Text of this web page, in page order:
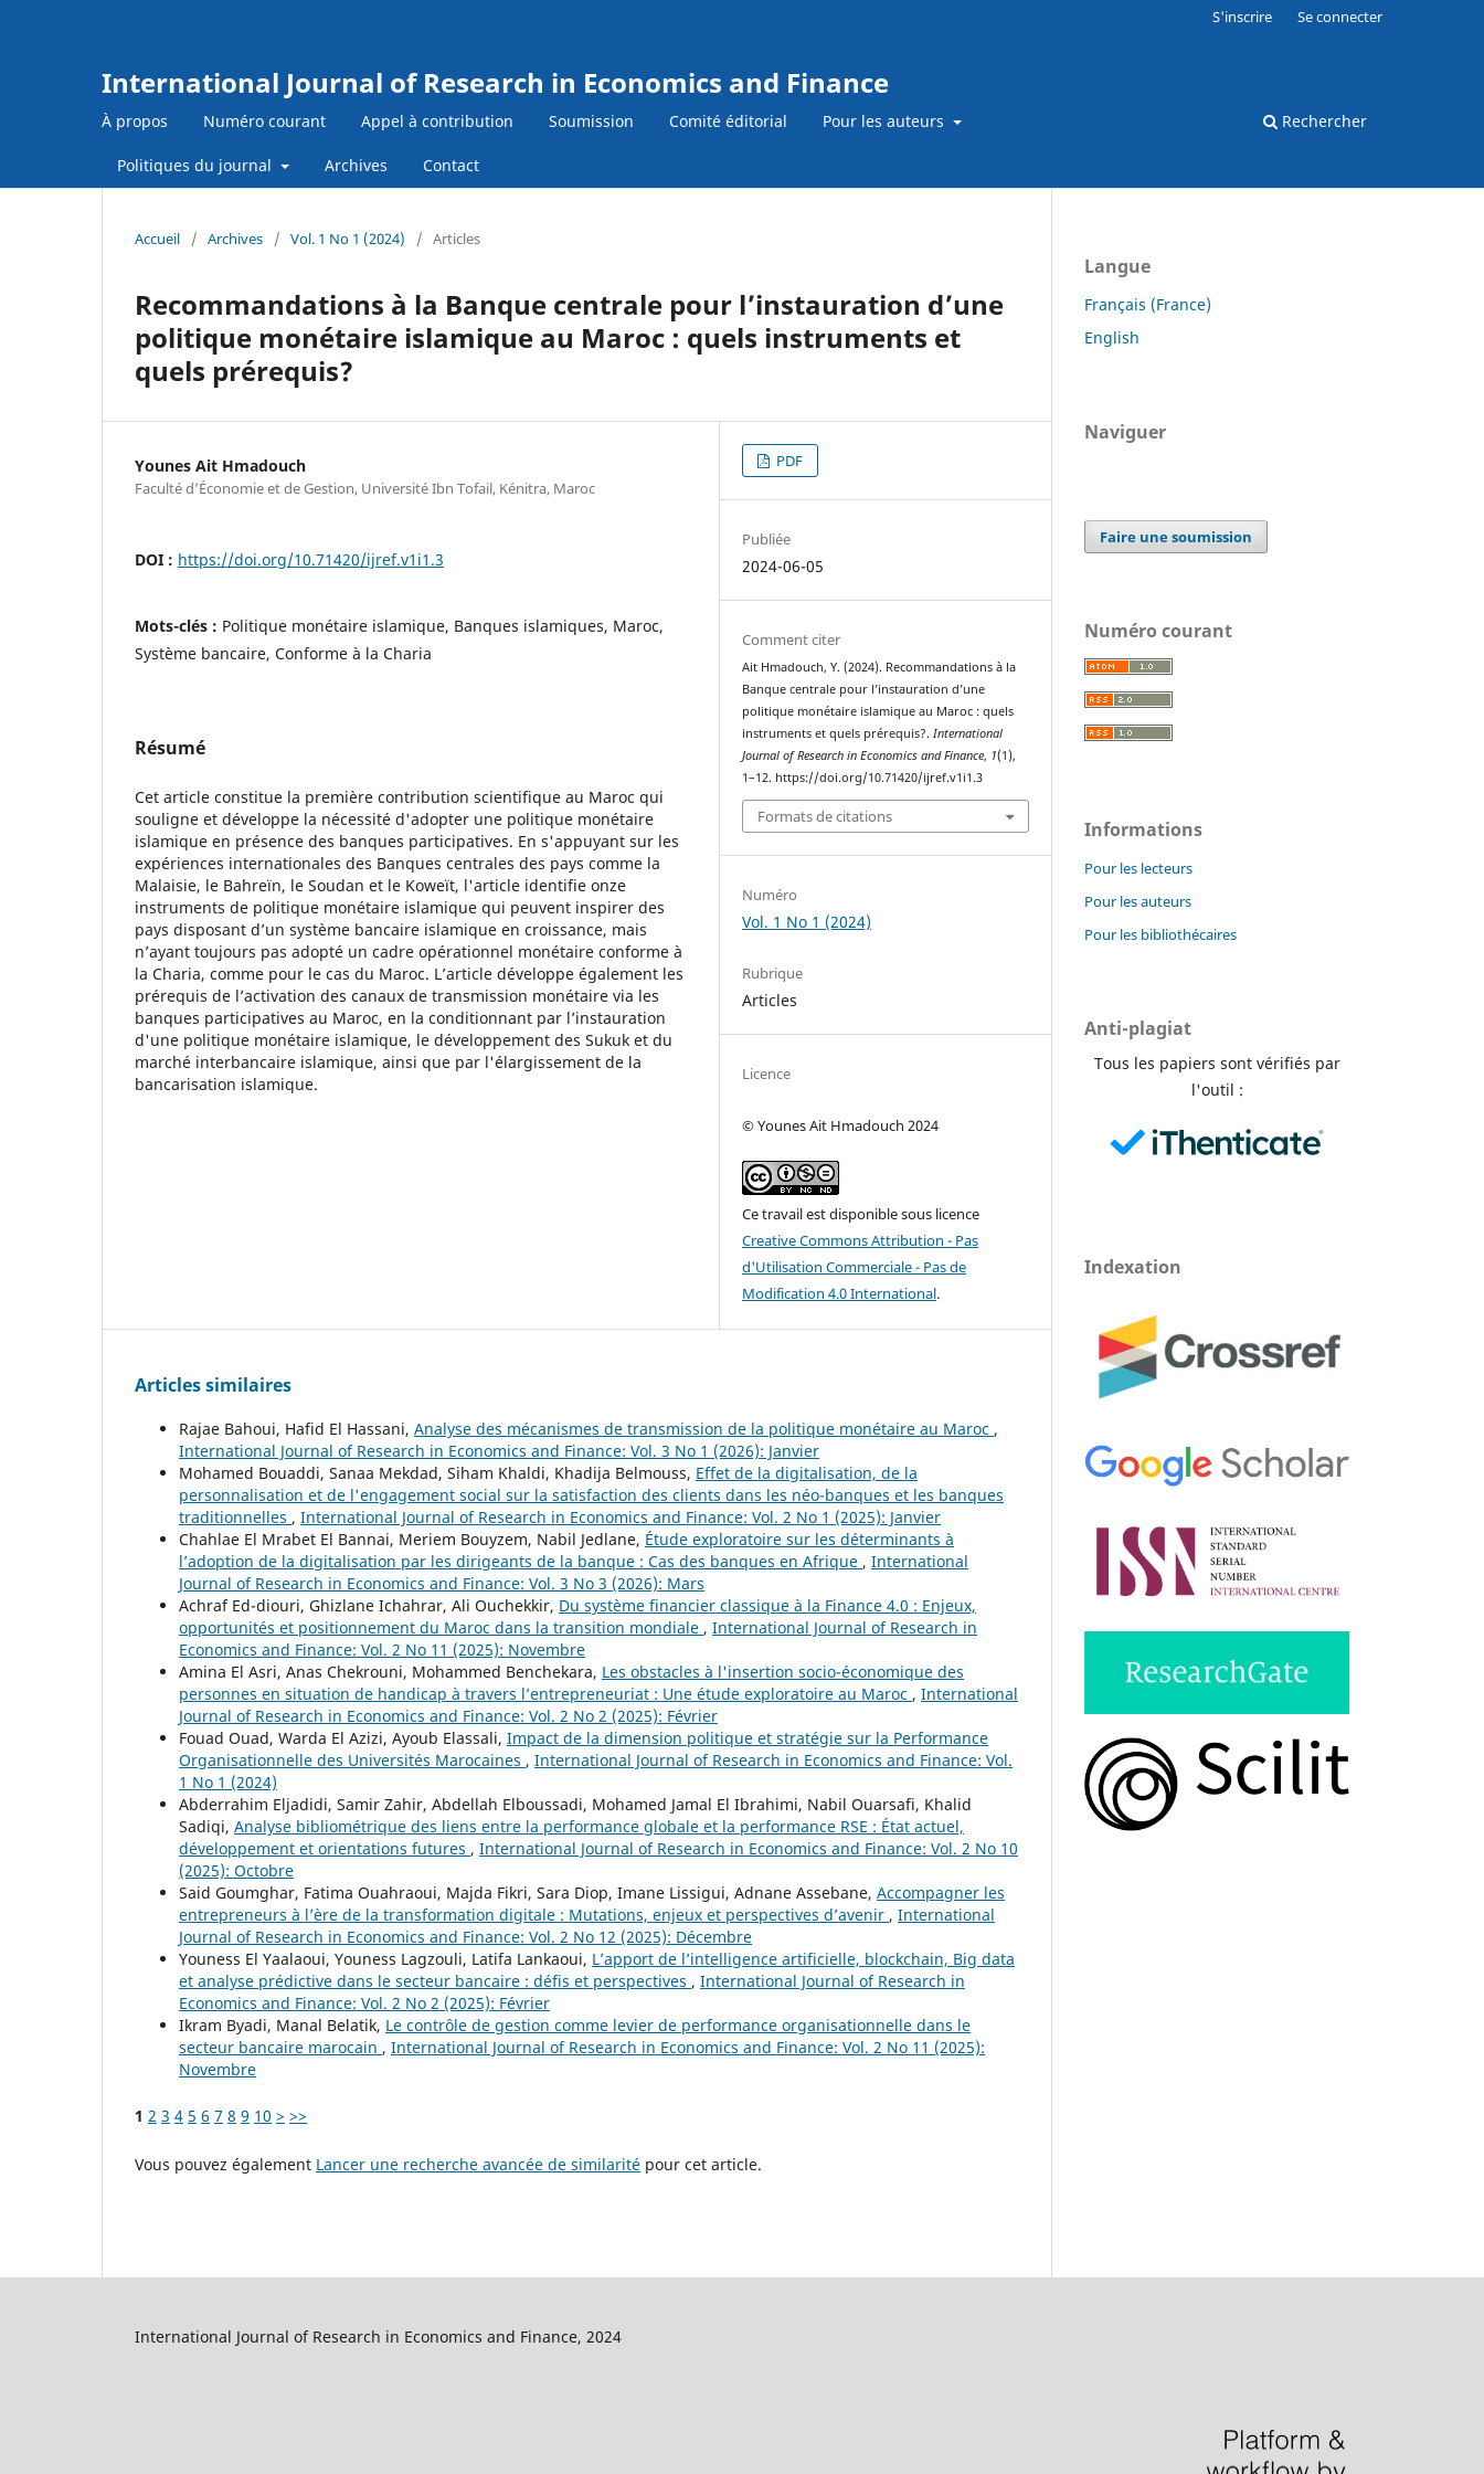
International Journal of Research in Economics and Finance
À propos Numéro courant Appel à contribution Soumission Comité éditorial Pour les auteurs
Politiques du journal Archives Contact
Rechercher
S'inscrire Se connecter
Accueil / Archives / Vol. 1 No 1 (2024) / Articles
Recommandations à la Banque centrale pour l’instauration d’une
politique monétaire islamique au Maroc : quels instruments et
quels prérequis?
Younes Ait Hmadouch
Faculté d’Économie et de Gestion, Université Ibn Tofail, Kénitra, Maroc
DOI : https://doi.org/10.71420/ijref.v1i1.3
Mots-clés : Politique monétaire islamique, Banques islamiques, Maroc,
Système bancaire, Conforme à la Charia
Résumé
Cet article constitue la première contribution scientifique au Maroc qui
souligne et développe la nécessité d'adopter une politique monétaire
islamique en présence des banques participatives. En s'appuyant sur les
expériences internationales des Banques centrales des pays comme la
Malaisie, le Bahreïn, le Soudan et le Koweït, l'article identifie onze
instruments de politique monétaire islamique qui peuvent inspirer des
pays disposant d’un système bancaire islamique en croissance, mais
n’ayant toujours pas adopté un cadre opérationnel monétaire conforme à
la Charia, comme pour le cas du Maroc. L’article développe également les
prérequis de l’activation des canaux de transmission monétaire via les
banques participatives au Maroc, en la conditionnant par l’instauration
d'une politique monétaire islamique, le développement des Sukuk et du
marché interbancaire islamique, ainsi que par l'élargissement de la
bancarisation islamique.
PDF
Publiée
2024-06-05
Comment citer
Ait Hmadouch, Y. (2024). Recommandations à la
Banque centrale pour l’instauration d’une
politique monétaire islamique au Maroc : quels
instruments et quels prérequis?.International
Journal of Research in Economics and Finance, 1(1),
1–12. https://doi.org/10.71420/ijref.v1i1.3
Formats de citations
Numéro
Vol. 1 No 1 (2024)
Rubrique
Articles
Licence
© Younes Ait Hmadouch 2024
Ce travail est disponible sous licence
Creative Commons Attribution - Pas
d'Utilisation Commerciale - Pas de
Modification 4.0 International.
Articles similaires
Rajae Bahoui, Hafid El Hassani, Analyse des mécanismes de transmission de la politique monétaire au Maroc ,
International Journal of Research in Economics and Finance: Vol. 3 No 1 (2026): Janvier
Mohamed Bouaddi, Sanaa Mekdad, Siham Khaldi, Khadija Belmouss, Effet de la digitalisation, de la
personnalisation et de l'engagement social sur la satisfaction des clients dans les néo-banques et les banques
traditionnelles , International Journal of Research in Economics and Finance: Vol. 2 No 1 (2025): Janvier
Chahlae El Mrabet El Bannai, Meriem Bouyzem, Nabil Jedlane, Étude exploratoire sur les déterminants à
l’adoption de la digitalisation par les dirigeants de la banque : Cas des banques en Afrique , International
Journal of Research in Economics and Finance: Vol. 3 No 3 (2026): Mars
Achraf Ed-diouri, Ghizlane Ichahrar, Ali Ouchekkir, Du système financier classique à la Finance 4.0 : Enjeux,
opportunités et positionnement du Maroc dans la transition mondiale , International Journal of Research in
Economics and Finance: Vol. 2 No 11 (2025): Novembre
Amina El Asri, Anas Chekrouni, Mohammed Benchekara, Les obstacles à l'insertion socio-économique des
personnes en situation de handicap à travers l’entrepreneuriat : Une étude exploratoire au Maroc , International
Journal of Research in Economics and Finance: Vol. 2 No 2 (2025): Février
Fouad Ouad, Warda El Azizi, Ayoub Elassali, Impact de la dimension politique et stratégie sur la Performance
Organisationnelle des Universités Marocaines , International Journal of Research in Economics and Finance: Vol.
1 No 1 (2024)
Abderrahim Eljadidi, Samir Zahir, Abdellah Elboussadi, Mohamed Jamal El Ibrahimi, Nabil Ouarsafi, Khalid
Sadiqi, Analyse bibliométrique des liens entre la performance globale et la performance RSE : État actuel,
développement et orientations futures , International Journal of Research in Economics and Finance: Vol. 2 No 10
(2025): Octobre
Said Goumghar, Fatima Ouahraoui, Majda Fikri, Sara Diop, Imane Lissigui, Adnane Assebane, Accompagner les
entrepreneurs à l’ère de la transformation digitale : Mutations, enjeux et perspectives d’avenir , International
Journal of Research in Economics and Finance: Vol. 2 No 12 (2025): Décembre
Youness El Yaalaoui, Youness Lagzouli, Latifa Lankaoui, L’apport de l’intelligence artificielle, blockchain, Big data
et analyse prédictive dans le secteur bancaire : défis et perspectives , International Journal of Research in
Economics and Finance: Vol. 2 No 2 (2025): Février
Ikram Byadi, Manal Belatik, Le contrôle de gestion comme levier de performance organisationnelle dans le
secteur bancaire marocain , International Journal of Research in Economics and Finance: Vol. 2 No 11 (2025):
Novembre
1 2 3 4 5 6 7 8 9 10 > >>
Vous pouvez également Lancer une recherche avancée de similarité pour cet article.
Langue
Français (France)
English
Naviguer
Faire une soumission
Numéro courant
Informations
Pour les lecteurs
Pour les auteurs
Pour les bibliothécaires
Anti-plagiat
Tous les papiers sont vérifiés par
l'outil :
Indexation
International Journal of Research in Economics and Finance, 2024